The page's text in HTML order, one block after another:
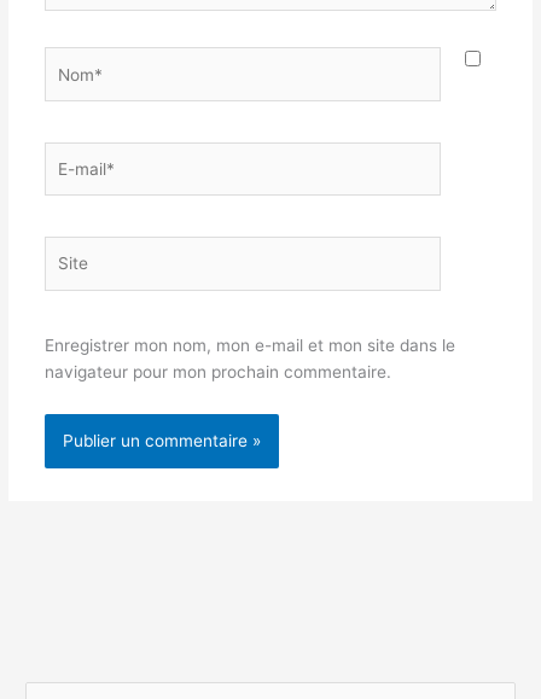
mail*
Enregistrer mon nom, mon e-mail et mon site dans le
navigateur pour mon prochain commentaire.